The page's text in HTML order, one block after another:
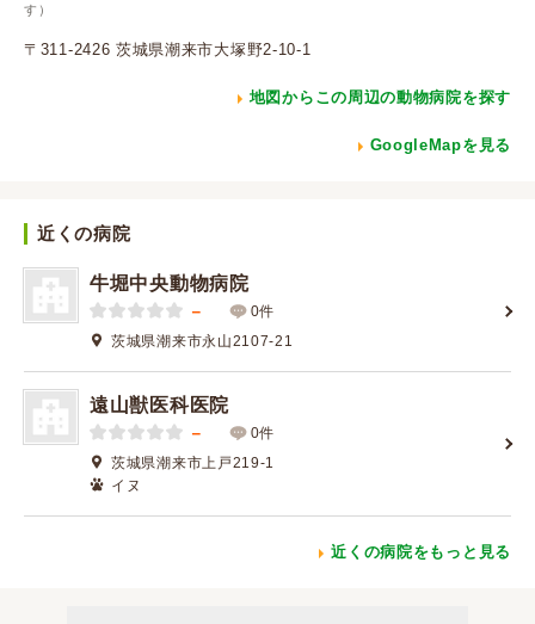
す）
〒311-2426 茨城県潮来市大塚野2-10-1
地図からこの周辺の動物病院を探す
GoogleMapを見る
近くの病院
牛堀中央動物病院
－
0件
茨城県潮来市永山2107-21
遠山獣医科医院
－
0件
茨城県潮来市上戸219-1
イヌ
近くの病院をもっと見る